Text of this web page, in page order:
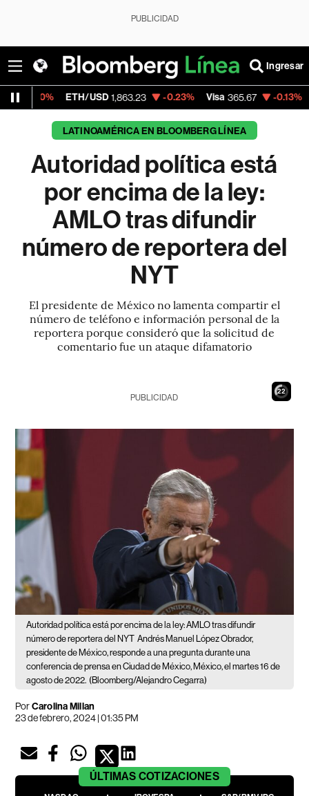
PUBLICIDAD
Ingresar
ETH/USD 1,863.23 -0.23% Visa 365.67 -0.13%
LATINOAMÉRICA EN BLOOMBERG LÍNEA
Autoridad política está
por encima de la ley:
AMLO tras difundir
número de reportera del
NYT
El presidente de México no lamenta compartir el
número de teléfono e información personal de la
reportera porque consideró que la solicitud de
comentario fue un ataque difamatorio
21
PUBLICIDAD
Autoridad política está por encima de la ley: AMLO tras difundir
número de reportera del NYT Andrés Manuel López Obrador,
presidente de México, responde a una pregunta durante una
conferencia de prensa en Ciudad de México, México, el martes 16 de
agosto de 2022. (Bloomberg/Alejandro Cegarra)
PorCarolina Millan
23 de febrero, 2024 | 01:35 PM
ÚLTIMAS COTIZACIONES